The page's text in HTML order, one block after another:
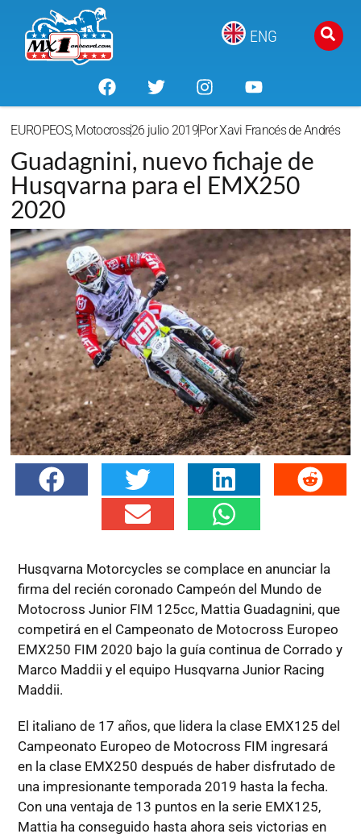
ENG
EUROPEOS, Motocross26 julio 2019PorXavi Francés de Andrés
Guadagnini, nuevo fichaje de
Husqvarna para el EMX250
2020
Husqvarna Motorcycles se complace en anunciar la
firma del recién coronado Campeón del Mundo de
Motocross Junior FIM 125cc, Mattia Guadagnini, que
competirá en el Campeonato de Motocross Europeo
EMX250 FIM 2020 bajo la guía continua de Corrado y
Marco Maddii y el equipo Husqvarna Junior Racing
Maddii.
El italiano de 17 años, que lidera la clase EMX125 del
Campeonato Europeo de Motocross FIM ingresará
en la clase EMX250 después de haber disfrutado de
una impresionante temporada 2019 hasta la fecha.
Con una ventaja de 13 puntos en la serie EMX125,
Mattia ha conseguido hasta ahora seis victorias en